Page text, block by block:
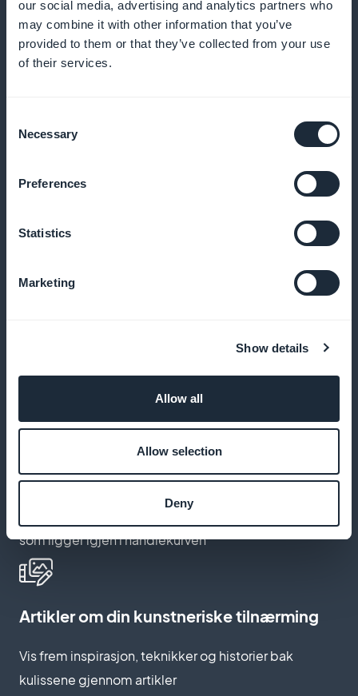
our social media, advertising and analytics partners who
may combine it with other information that you’ve
provided to them or that they’ve collected from your use
of their services.
Selection
Necessary
Preferences
Statistics
Marketing
Show details
Allow all
Allow selection
Deny
Målrettede push-varsler
Tilby spesifikke rabatter avhengig av bruker, arbeid
Din visuelle identitet fremheves, uten at GoodBarber
Relansering av forlatt kurv
som ligger igjen i handlekurven
Artikler om din kunstneriske tilnærming
Vis frem inspirasjon, teknikker og historier bak
kulissene gjennom artikler